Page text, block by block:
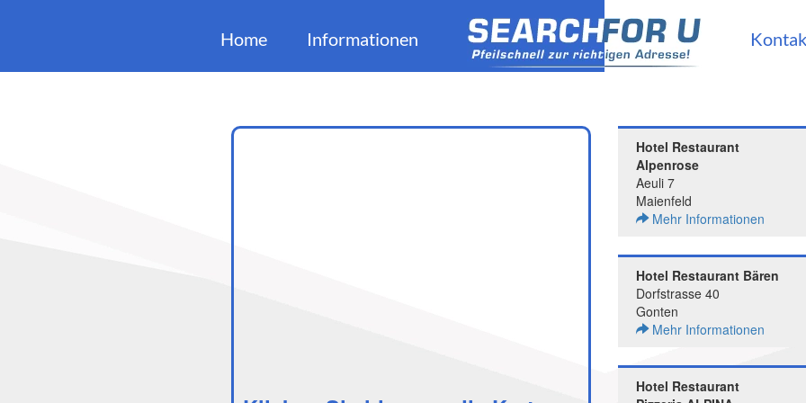
Home Informationen
Hotel Restaurant
Alpenrose
Aeuli 7
Maienfeld
Mehr Informationen
Hotel Restaurant Bären
Dorfstrasse 40
Gonten
Mehr Informationen
Hotel Restaurant